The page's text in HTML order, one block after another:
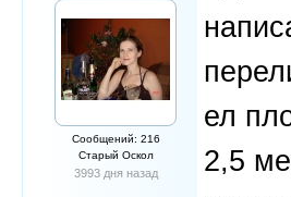
Сообщений: 216
Старый Оскол
3993 дня назад
ел
2,5